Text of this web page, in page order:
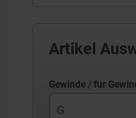
Artikel
G